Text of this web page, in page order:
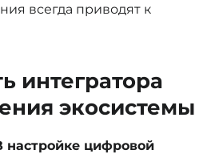
всегда приводят к
интегратора
экосистемы
настройке цифровой